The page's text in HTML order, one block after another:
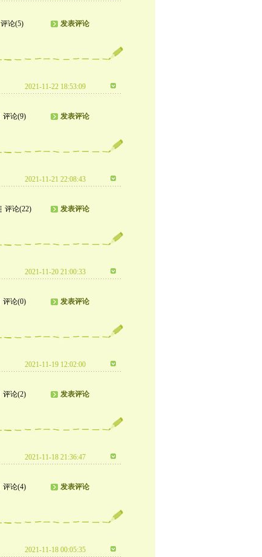
评论(5) 发表评论
2021-11-22 18:53:09
评论(9) 发表评论
2021-11-21 22:08:43
评论(22) 发表评论
2021-11-20 21:00:33
评论(0) 发表评论
2021-11-19 12:02:00
评论(2) 发表评论
2021-11-18 21:36:47
评论(4) 发表评论
2021-11-18 00:05:35